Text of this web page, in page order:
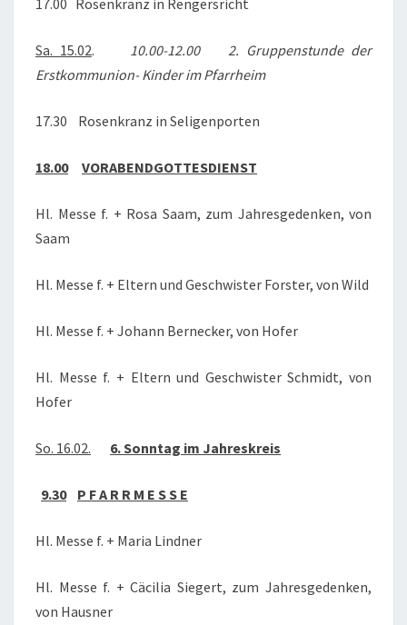
17.00 Rosenkranz in Rengersricht
Sa. 15.02. 10.00-12.00 2. Gruppenstunde der
Erstkommunion- Kinderim Pfarrheim
17.30 Rosenkranz in Seligenporten
18.00 VORABENDGOTTESDIENST
Hl. Messe f. + Rosa Saam, zum Jahresgedenken, von
Saam
Hl. Messe f. + Eltern und Geschwister Forster, von Wild
Hl. Messe f. + Johann Bernecker, von Hofer
Hl. Messe f. + Eltern und Geschwister Schmidt, von
Hofer
So. 16.02. 6. Sonntag im Jahreskreis
9.30 P F A R R M E S S E
Hl. Messe f. + Maria Lindner
Hl. Messe f. + Cäcilia Siegert, zum Jahresgedenken,
von Hausner